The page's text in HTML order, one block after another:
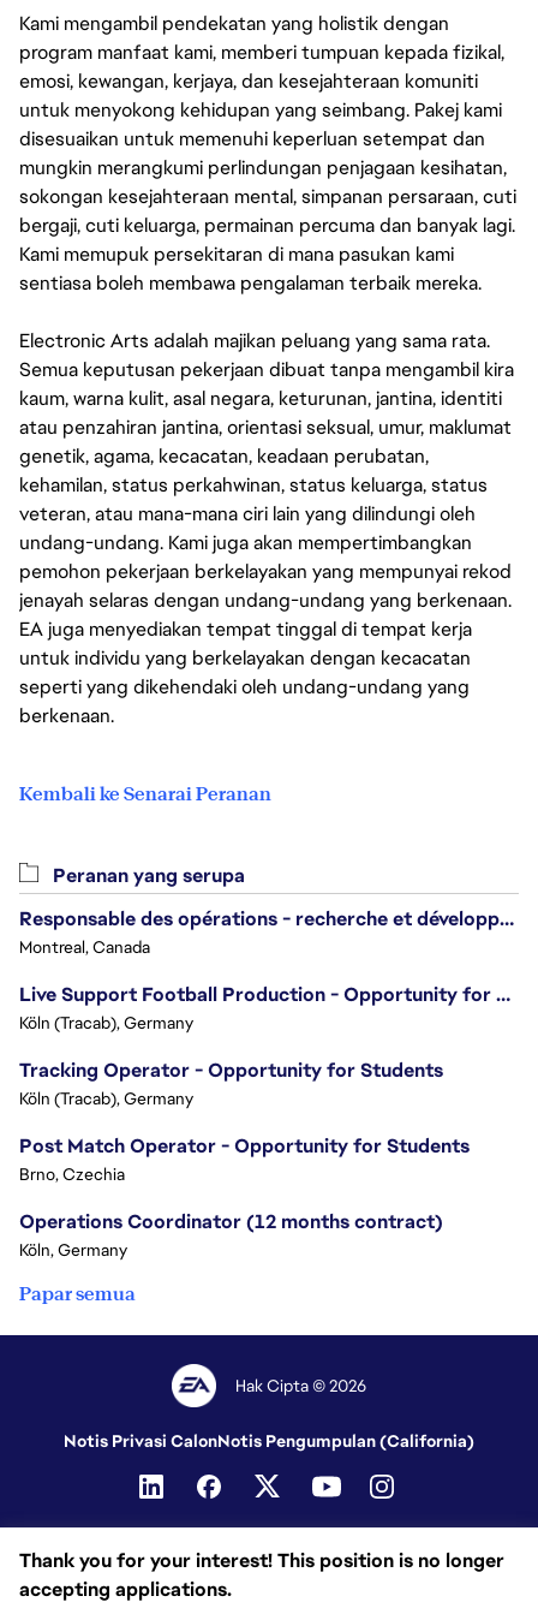
Kami mengambil pendekatan yang holistik dengan
program manfaat kami, memberi tumpuan kepada fizikal,
emosi, kewangan, kerjaya, dan kesejahteraan komuniti
untuk menyokong kehidupan yang seimbang. Pakej kami
disesuaikan untuk memenuhi keperluan setempat dan
mungkin merangkumi perlindungan penjagaan kesihatan,
sokongan kesejahteraan mental, simpanan persaraan, cuti
bergaji, cuti keluarga, permainan percuma dan banyak lagi.
Kami memupuk persekitaran di mana pasukan kami
sentiasa boleh membawa pengalaman terbaik mereka.
Electronic Arts adalah majikan peluang yang sama rata.
Semua keputusan pekerjaan dibuat tanpa mengambil kira
kaum, warna kulit, asal negara, keturunan, jantina, identiti
atau penzahiran jantina, orientasi seksual, umur, maklumat
genetik, agama, kecacatan, keadaan perubatan,
kehamilan, status perkahwinan, status keluarga, status
veteran, atau mana-mana ciri lain yang dilindungi oleh
undang-undang. Kami juga akan mempertimbangkan
pemohon pekerjaan berkelayakan yang mempunyai rekod
jenayah selaras dengan undang-undang yang berkenaan.
EA juga menyediakan tempat tinggal di tempat kerja
untuk individu yang berkelayakan dengan kecacatan
seperti yang dikehendaki oleh undang-undang yang
berkenaan.
Kembali ke Senarai Peranan
Thank you for your interest! This position is no longer
accepting applications.
Peranan yang serupa
Responsable des opérations - recherche et développement/Head of Operations, Research & Development
Montreal, Canada
Live Support Football Production - Opportunity for Students!
Köln (Tracab), Germany
Tracking Operator - Opportunity for Students
Köln (Tracab), Germany
Post Match Operator - Opportunity for Students
Brno, Czechia
Operations Coordinator (12 months contract)
Köln, Germany
Papar semua
Hak Cipta © 2026
Notis Privasi CalonNotis Pengumpulan (California)